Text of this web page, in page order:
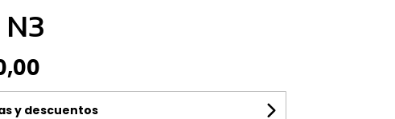
y descuentos